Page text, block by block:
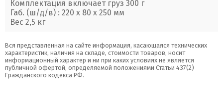
Комплектация включает груз 300 г
Габ. (ш/д/в) : 220 х 80 х 250 мм
Вес 2,5 кг
Вся представленная на сайте информация, касающаяся технических
характеристик, наличия на складе, стоимости товаров, носит
информационный характер и ни при каких условиях не является
публичной офертой, определяемой положениями Статьи 437(2)
Гражданского кодекса РФ.